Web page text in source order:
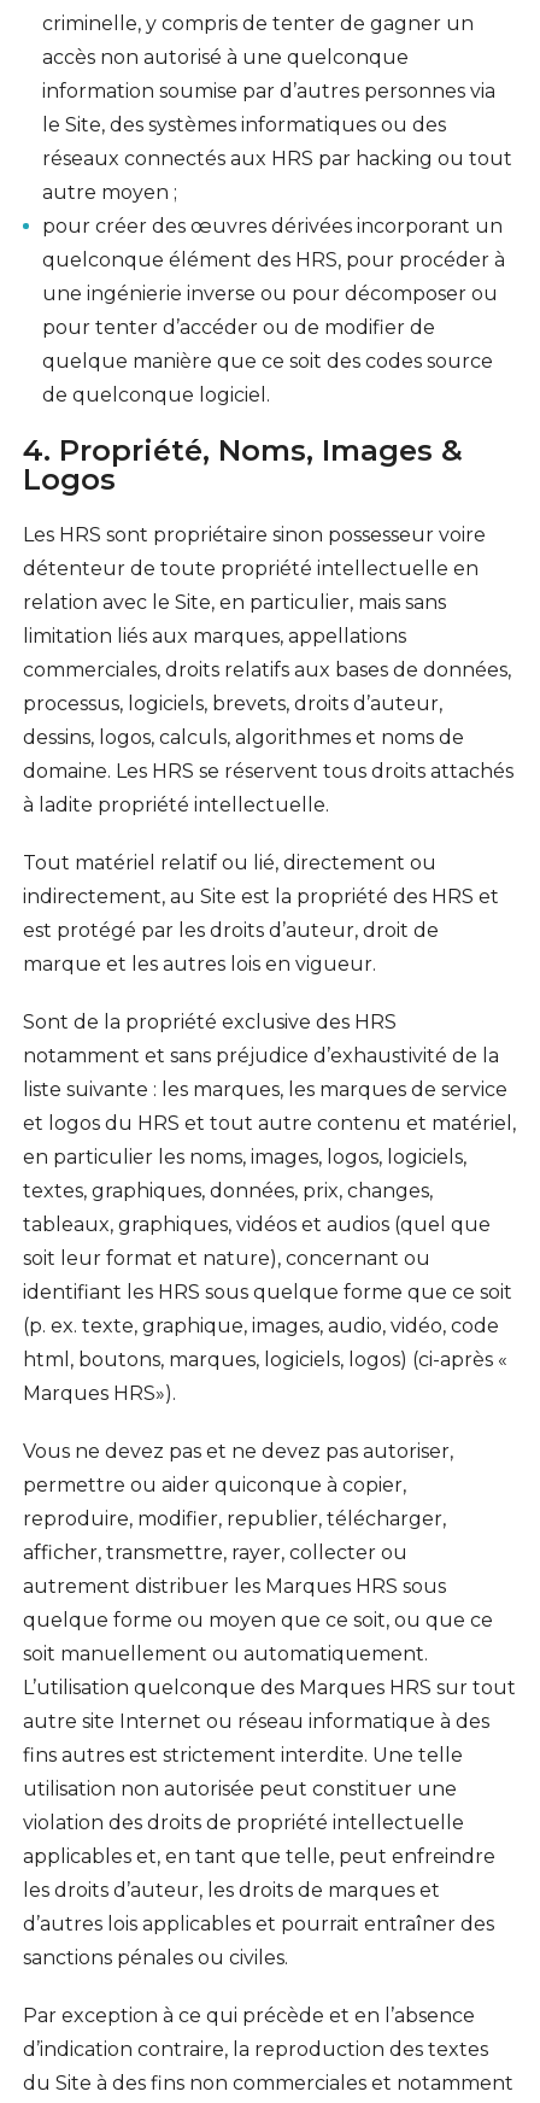
criminelle, y compris de tenter de gagner un
accès non autorisé à une quelconque
information soumise par d’autres personnes via
le Site, des systèmes informatiques ou des
réseaux connectés aux HRS par hacking ou tout
autre moyen ;
pour créer des œuvres dérivées incorporant un
quelconque élément des HRS, pour procéder à
une ingénierie inverse ou pour décomposer ou
pour tenter d’accéder ou de modifier de
quelque manière que ce soit des codes source
de quelconque logiciel.
4. Propriété, Noms, Images &
Logos
Les HRS sont propriétaire sinon possesseur voire
détenteur de toute propriété intellectuelle en
relation avec le Site, en particulier, mais sans
limitation liés aux marques, appellations
commerciales, droits relatifs aux bases de données,
processus, logiciels, brevets, droits d’auteur,
dessins, logos, calculs, algorithmes et noms de
domaine. Les HRS se réservent tous droits attachés
à ladite propriété intellectuelle.
Tout matériel relatif ou lié, directement ou
indirectement, au Site est la propriété des HRS et
est protégé par les droits d’auteur, droit de
marque et les autres lois en vigueur.
Sont de la propriété exclusive des HRS
notamment et sans préjudice d’exhaustivité de la
liste suivante : les marques, les marques de service
et logos du HRS et tout autre contenu et matériel,
en particulier les noms, images, logos, logiciels,
textes, graphiques, données, prix, changes,
tableaux, graphiques, vidéos et audios (quel que
soit leur format et nature), concernant ou
identifiant les HRS sous quelque forme que ce soit
(p. ex. texte, graphique, images, audio, vidéo, code
html, boutons, marques, logiciels, logos) (ci-après «
Marques HRS»).
Vous ne devez pas et ne devez pas autoriser,
permettre ou aider quiconque à copier,
reproduire, modifier, republier, télécharger,
afficher, transmettre, rayer, collecter ou
autrement distribuer les Marques HRS sous
quelque forme ou moyen que ce soit, ou que ce
soit manuellement ou automatiquement.
L’utilisation quelconque des Marques HRS sur tout
autre site Internet ou réseau informatique à des
fins autres est strictement interdite. Une telle
utilisation non autorisée peut constituer une
violation des droits de propriété intellectuelle
applicables et, en tant que telle, peut enfreindre
les droits d’auteur, les droits de marques et
d’autres lois applicables et pourrait entraîner des
sanctions pénales ou civiles.
Par exception à ce qui précède et en l’absence
d’indication contraire, la reproduction des textes
du Site à des fins non commerciales et notamment